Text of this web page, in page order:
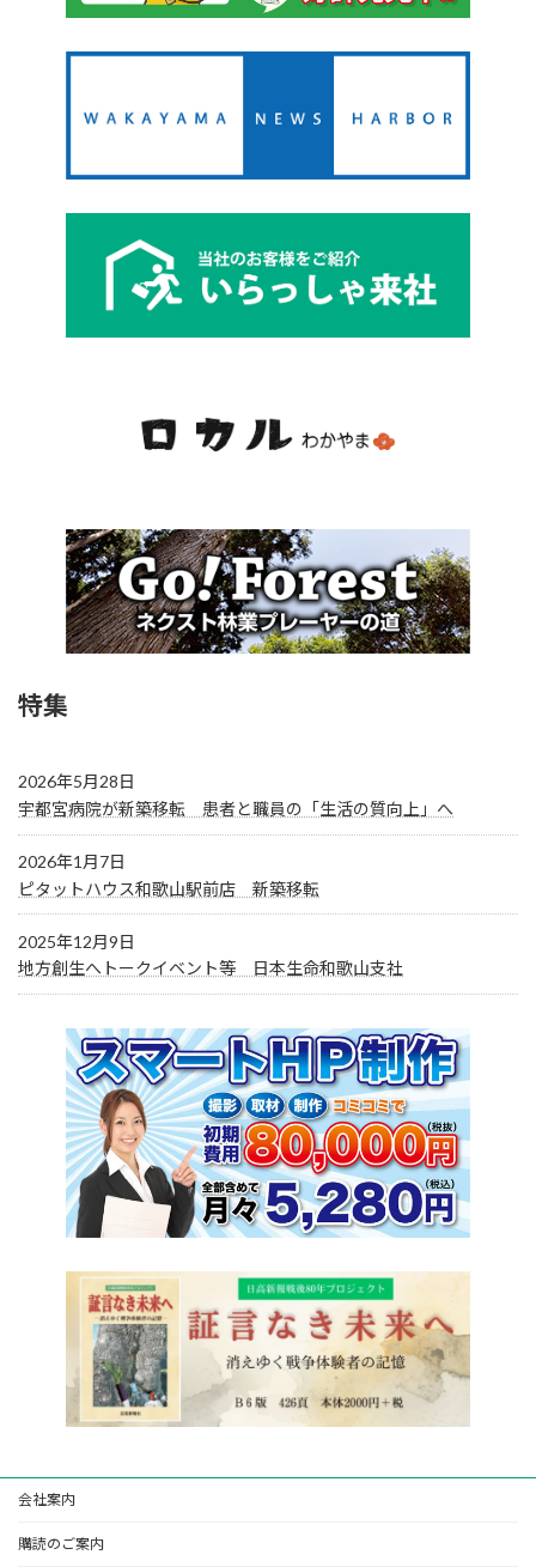
特集
2026年5月28日
宇都宮病院が新築移転 患者と職員の「生活の質向上」へ
2026年1月7日
ピタットハウス和歌山駅前店 新築移転
2025年12月9日
地方創生へトークイベント等 日本生命和歌山支社
会社案内
購読のご案内